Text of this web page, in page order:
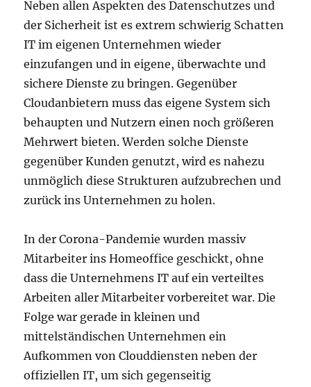
Neben allen Aspekten des Datenschutzes und
der Sicherheit ist es extrem schwierig Schatten
IT im eigenen Unternehmen wieder
einzufangen und in eigene, überwachte und
sichere Dienste zu bringen. Gegenüber
Cloudanbietern muss das eigene System sich
behaupten und Nutzern einen noch größeren
Mehrwert bieten. Werden solche Dienste
gegenüber Kunden genutzt, wird es nahezu
unmöglich diese Strukturen aufzubrechen und
zurück ins Unternehmen zu holen.
In der Corona-Pandemie wurden massiv
Mitarbeiter ins Homeoffice geschickt, ohne
dass die Unternehmens IT auf ein verteiltes
Arbeiten aller Mitarbeiter vorbereitet war. Die
Folge war gerade in kleinen und
mittelständischen Unternehmen ein
Aufkommen von Clouddiensten neben der
offiziellen IT, um sich gegenseitig